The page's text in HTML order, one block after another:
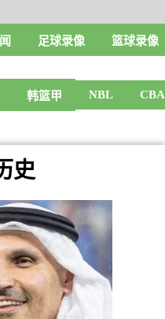
足球录像 篮球录像
韩篮甲 NBL CBA
史